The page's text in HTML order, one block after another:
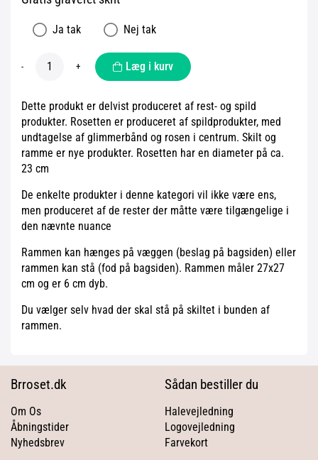
Ja tak Nej tak
- + Læg i kurv
Dette produkt er delvist produceret af rest- og spild
produkter. Rosetten er produceret af spildprodukter, med
undtagelse af glimmerbånd og rosen i centrum. Skilt og
ramme er nye produkter. Rosetten har en diameter på ca.
23 cm
De enkelte produkter i denne kategori vil ikke være ens,
men produceret af de rester der måtte være tilgængelige i
den nævnte nuance
Rammen kan hænges på væggen (beslag på bagsiden) eller
rammen kan stå (fod på bagsiden). Rammen måler 27x27
cm og er 6 cm dyb.
Du vælger selv hvad der skal stå på skiltet i bunden af
rammen.
Brroset.dk
Om Os
Åbningstider
Nyhedsbrev
Sådan bestiller du
Halevejledning
Logovejledning
Farvekort